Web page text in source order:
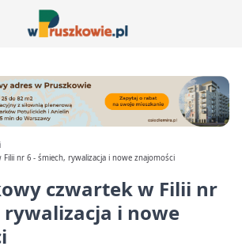
nr 6 - śmiech, rywalizacja i nowe znajomości
czwartek w Filii nr
rywalizacja i nowe